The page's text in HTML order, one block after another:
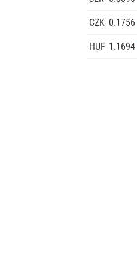
CZK 0.1756
HUF 1.1694